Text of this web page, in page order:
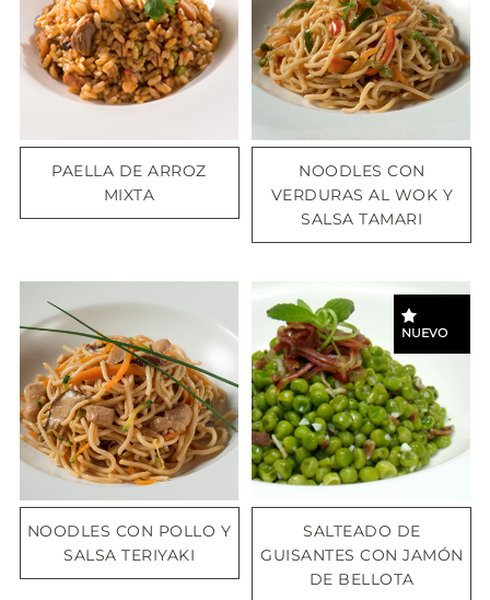
PAELLA DE ARROZ
MIXTA
NOODLES CON
VERDURAS AL WOK Y
SALSA TAMARI
NOODLES CON POLLO Y
SALSA TERIYAKI
SALTEADO DE
GUISANTES CON JAMÓN
DE BELLOTA
NUEVO